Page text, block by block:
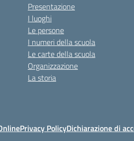
Presentazione
I luoghi
Le persone
I numeri della scuola
Le carte della scuola
Organizzazione
La storia
Privacy PolicyDichiarazione di